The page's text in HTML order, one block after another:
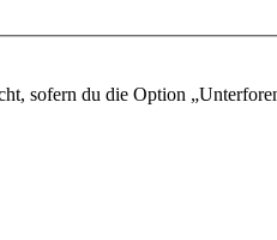
sofern du die Option